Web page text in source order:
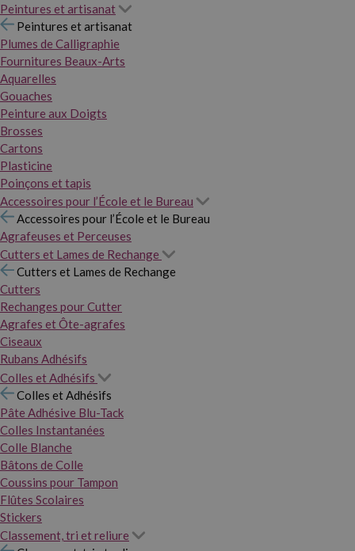
Peintures et artisanat
Peintures et artisanat
Plumes de Calligraphie
Fournitures Beaux-Arts
Aquarelles
Gouaches
Peinture aux Doigts
Brosses
Cartons
Plasticine
Poinçons et tapis
Accessoires pour l’École et le Bureau
Accessoires pour l’École et le Bureau
Agrafeuses et Perceuses
Cutters et Lames de Rechange
Cutters et Lames de Rechange
Cutters
Rechanges pour Cutter
Agrafes et Ôte-agrafes
Ciseaux
Rubans Adhésifs
Colles et Adhésifs
Colles et Adhésifs
Pâte Adhésive Blu-Tack
Colles Instantanées
Colle Blanche
Bâtons de Colle
Coussins pour Tampon
Flûtes Scolaires
Stickers
Classement, tri et reliure